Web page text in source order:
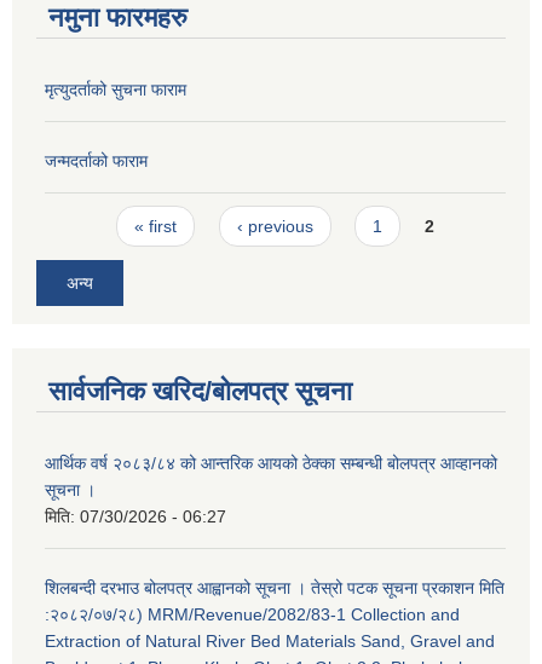
नमुना फारमहरु
मृत्युदर्ताको सुचना फाराम
जन्मदर्ताको फाराम
Pages« first ‹ previous 1 2
अन्य
सार्वजनिक खरिद/बोलपत्र सूचना
आर्थिक वर्ष २०८३/८४ को आन्तरिक आयको ठेक्का सम्बन्धी बोलपत्र आव्हानको
सूचना ।
मिति: 07/30/2026 - 06:27
शिलबन्दी दरभाउ बोलपत्र आह्वानको सूचना । तेस्रो पटक सूचना प्रकाशन मिति
:२०८२/०७/२८) MRM/Revenue/2082/83-1 Collection and
Extraction of Natural River Bed Materials Sand, Gravel and